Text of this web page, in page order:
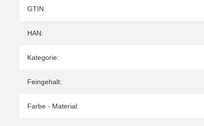
Produkteigenschaft
Wert
GTIN:
HAN:
Kategorie:
Feingehalt:
Farbe - Material: